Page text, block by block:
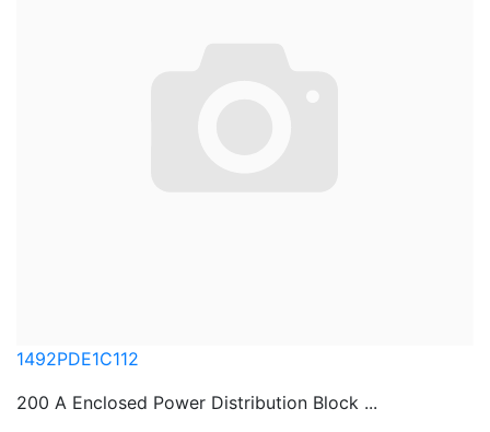
1492PDE1C112
200 A Enclosed Power Distribution Block ...